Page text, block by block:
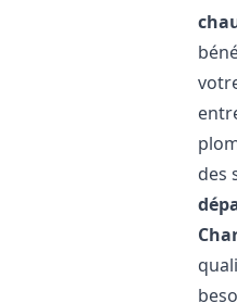
des